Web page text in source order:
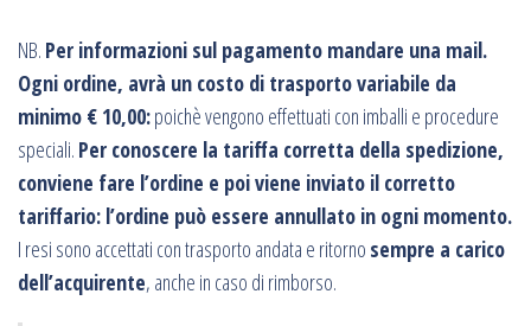
NB. Per informazioni sul pagamento mandare una mail.
Ogni ordine, avrà un costo di trasporto variabile da
minimo € 10,00:poichè vengono effettuati con imballi e procedure
speciali. Per conoscere la tariffa corretta della spedizione,
conviene fare l’ordine e poi viene inviato il corretto
tariffario: l’ordine può essere annullato in ogni momento.
I resi sono accettati con trasporto andata e ritorno sempre a carico
dell’acquirente, anche in caso di rimborso.